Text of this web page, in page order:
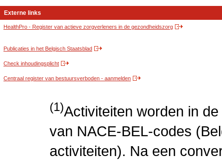
Externe links
HealthPro - Register van actieve zorgverleners in de gezondheidszorg
Publicaties in het Belgisch Staatsblad
Check inhoudingsplicht
Centraal register van bestuursverboden - aanmelden
(1)Activiteiten worden in
van NACE-BEL-codes
activiteiten). Na een